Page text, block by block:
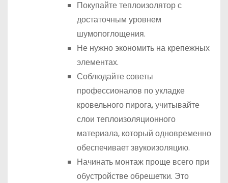
Покупайте теплоизолятор с
достаточным уровнем
шумопоглощения.
Не нужно экономить на крепежных
элементах.
Соблюдайте советы
профессионалов по укладке
кровельного пирога, учитывайте
слои теплоизоляционного
материала, который одновременно
обеспечивает звукоизоляцию.
Начинать монтаж проще всего при
обустройстве обрешетки. Это